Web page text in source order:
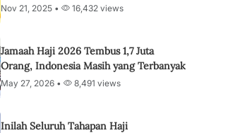
Nov 21, 2025 • 16,432 views
Jamaah Haji 2026 Tembus 1,7 Juta
Orang, Indonesia Masih yang Terbanyak
May 27, 2026 • 8,491 views
Inilah Seluruh Tahapan Haji